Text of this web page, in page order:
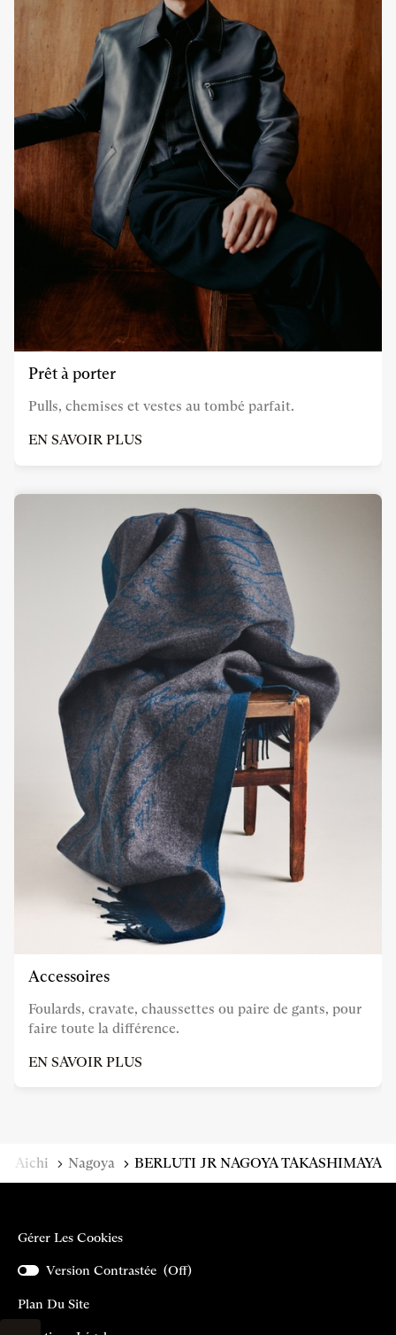
Prêt à porter
Pulls, chemises et vestes au tombé parfait.
EN SAVOIR PLUS
Accessoires
Foulards, cravate, chaussettes ou paire de gants, pour
faire toute la différence.
EN SAVOIR PLUS
Aichi Nagoya BERLUTI JR NAGOYA TAKASHIMAYA
Gérer Les Cookies
Version Contrastée (Off)
Plan Du Site